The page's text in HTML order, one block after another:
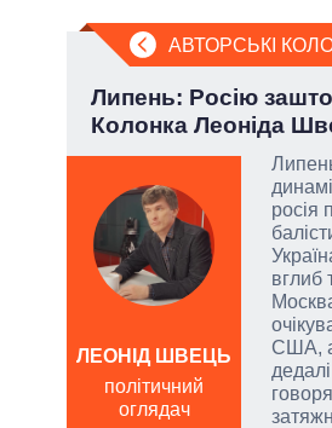
АВТОРСЬКІ
Липень: Росію
Колонка Леоніда
росія
вглиб
США,
ЛЕОНІД ШВЕЦЬ
політичний
оглядач